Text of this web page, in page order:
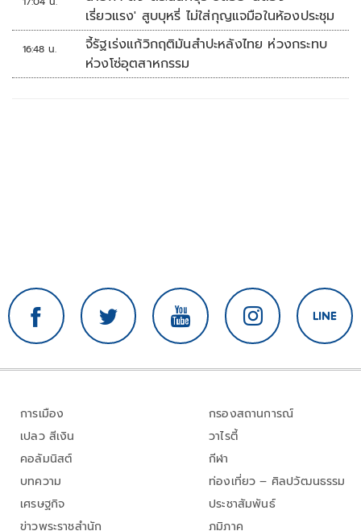
เรี่ยวแรง' สูบบุหรี่ ไม่ใส่กุญแจมือในห้องประชุม
16:48 น.
จี้รัฐเร่งแก้วิกฤติมันสำปะหลังไทย ห่วงกระทบ
ห่วงโซ่อุตสาหกรรม
การเมือง
เปลว สีเงิน
คอลัมนิสต์
บทความ
เศรษฐกิจ
ข่าวพระราชสำนัก
กรองสถานการณ์
วาไรตี้
กีฬา
ท่องเที่ยว – ศิลปวัฒนธรรม
ประชาสัมพันธ์
ภูมิภาค